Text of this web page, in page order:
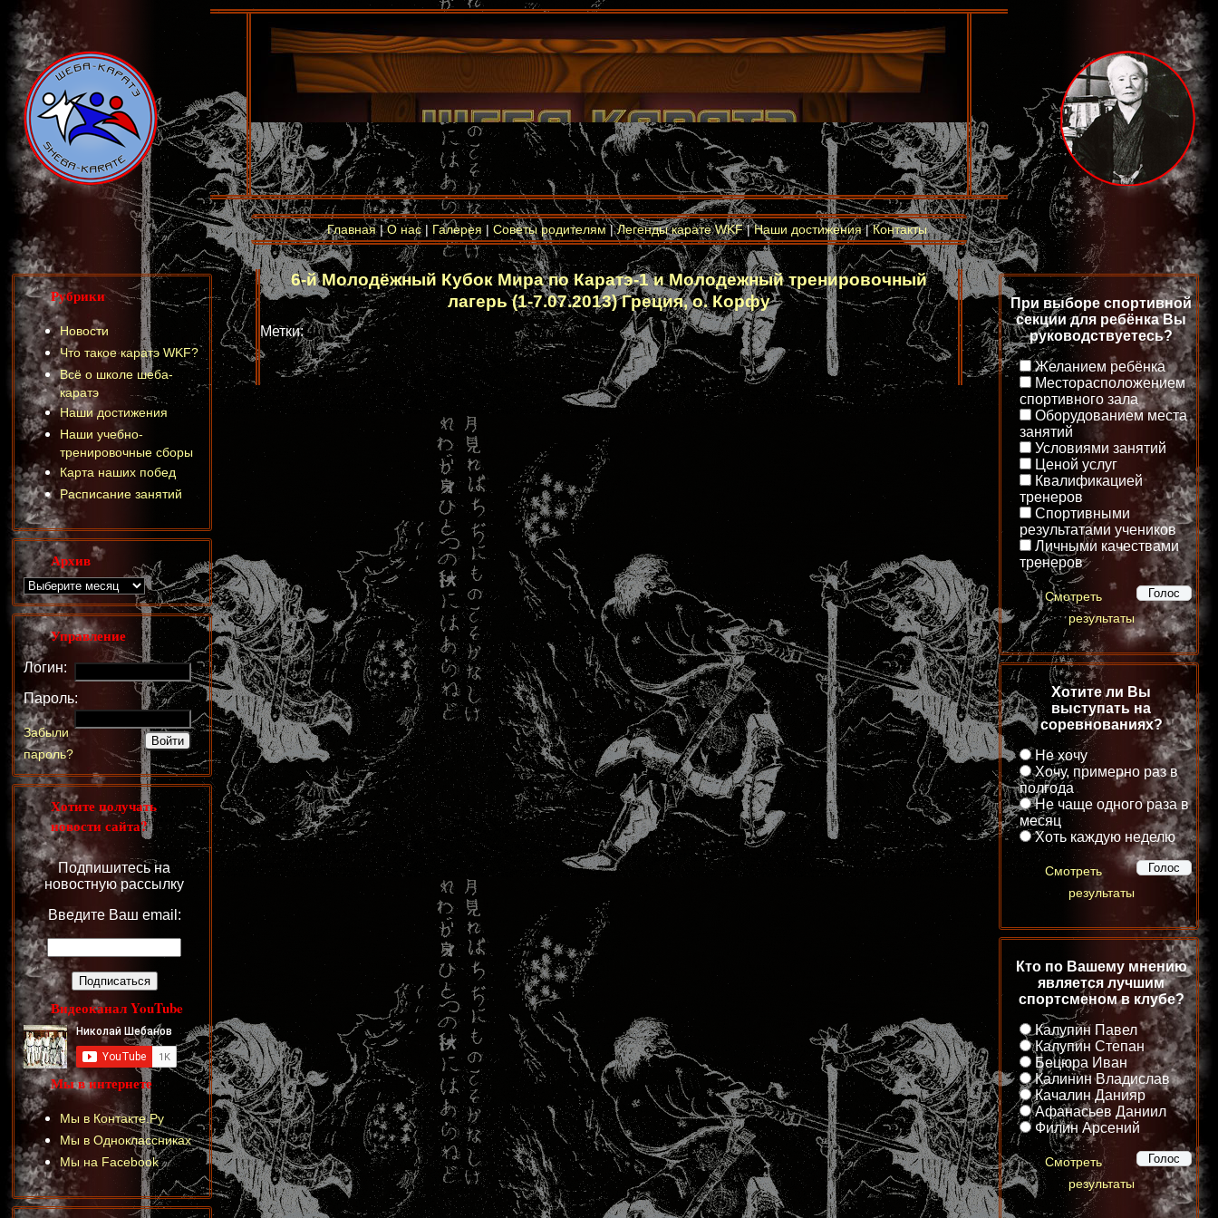
Главная|О нас|Галерея|Советы родителям|Легенды карате WKF|Наши достижения|Контакты
6-й Молодёжный Кубок Мира по Каратэ-1 и Молодежный тренировочный
лагерь (1-7.07.2013) Греция, о. Корфу
Метки:
Рубрики
Новости
Что такое каратэ WKF?
Всё о школе шеба-
каратэ
Наши достижения
Наши учебно-
тренировочные сборы
Карта наших побед
Расписание занятий
Архив
Управление
Логин:
Пароль:
Забыли
пароль?
Хотите получать
новости сайта?
Подпишитесь на
новостную рассылку
Введите Ваш email:
Видеоканал YouTube
Мы в интернете
Мы в Контакте.Ру
Мы в Одноклассниках
Мы на Facebook
При выборе спортивной
секции для ребёнка Вы
руководствуетесь?
Желанием ребёнка
Месторасположением
спортивного зала
Оборудованием места
занятий
Условиями занятий
Ценой услуг
Квалификацией
тренеров
Спортивными
результатами учеников
Личными качествами
тренеров
Смотреть
результаты
Хотите ли Вы
выступать на
соревнованиях?
Не хочу
Хочу, примерно раз в
полгода
Не чаще одного раза в
месяц
Хоть каждую неделю
Смотреть
результаты
Кто по Вашему мнению
является лучшим
спортсменом в клубе?
Калупин Павел
Калупин Степан
Бецюра Иван
Калинин Владислав
Качалин Данияр
Афанасьев Даниил
Филин Арсений
Смотреть
результаты